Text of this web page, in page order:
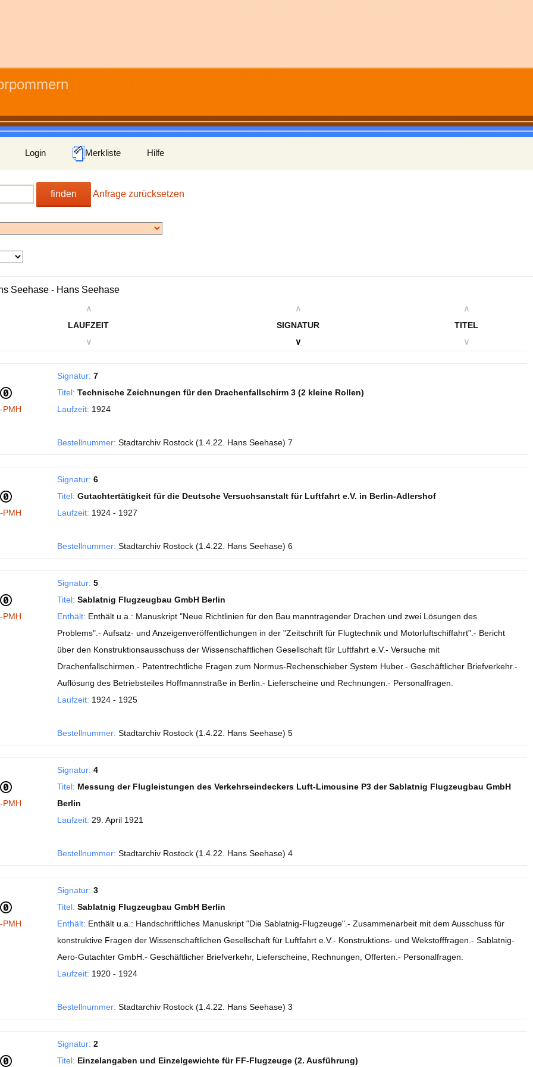
Login Merkliste Hilfe
finden Anfrage zurücksetzen
Seehase - Hans Seehase
∧
LAUFZEIT
∨
∧
SIGNATUR
∨
∧
TITEL
∨
PMH
Signatur: 7
Titel: Technische Zeichnungen für den Drachenfallschirm 3 (2 kleine Rollen)
Laufzeit: 1924
Bestellnummer: Stadtarchiv Rostock (1.4.22. Hans Seehase) 7
PMH
Signatur: 6
Titel: Gutachtertätigkeit für die Deutsche Versuchsanstalt für Luftfahrt e.V. in Berlin-Adlershof
Laufzeit: 1924 - 1927
Bestellnummer: Stadtarchiv Rostock (1.4.22. Hans Seehase) 6
PMH
Signatur: 5
Titel: Sablatnig Flugzeugbau GmbH Berlin
Enthält: Enthält u.a.: Manuskript "Neue Richtlinien für den Bau manntragender Drachen und zwei Lösungen des
Problems".- Aufsatz- und Anzeigenveröffentlichungen in der "Zeitschrift für Flugtechnik und Motorluftschiffahrt".- Bericht
über den Konstruktionsausschuss der Wissenschaftlichen Gesellschaft für Luftfahrt e.V.- Versuche mit
Drachenfallschirmen.- Patentrechtliche Fragen zum Normus-Rechenschieber System Huber.- Geschäftlicher Briefverkehr.-
Auflösung des Betriebsteiles Hoffmannstraße in Berlin.- Lieferscheine und Rechnungen.- Personalfragen.
Laufzeit: 1924 - 1925
Bestellnummer: Stadtarchiv Rostock (1.4.22. Hans Seehase) 5
PMH
Signatur: 4
Titel: Messung der Flugleistungen des Verkehrseindeckers Luft-Limousine P3 der Sablatnig Flugzeugbau GmbH
Berlin
Laufzeit: 29. April 1921
Bestellnummer: Stadtarchiv Rostock (1.4.22. Hans Seehase) 4
PMH
Signatur: 3
Titel: Sablatnig Flugzeugbau GmbH Berlin
Enthält: Enthält u.a.: Handschriftliches Manuskript "Die Sablatnig-Flugzeuge".- Zusammenarbeit mit dem Ausschuss für
konstruktive Fragen der Wissenschaftlichen Gesellschaft für Luftfahrt e.V.- Konstruktions- und Wekstofffragen.- Sablatnig-
Aero-Gutachter GmbH.- Geschäftlicher Briefverkehr, Lieferscheine, Rechnungen, Offerten.- Personalfragen.
Laufzeit: 1920 - 1924
Bestellnummer: Stadtarchiv Rostock (1.4.22. Hans Seehase) 3
Signatur: 2
Titel: Einzelangaben und Einzelgewichte für FF-Flugzeuge (2. Ausführung)